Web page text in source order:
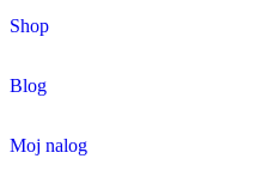
Shop
Blog
Moj nalog